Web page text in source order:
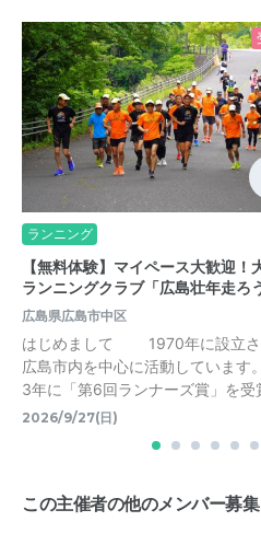
ランニング
【無料体験】マイペース大歓迎！
ランニングクラブ「広島壮年走ろ
広島県広島市中区
はじめまして 1970年に設立さ
広島市内を中心に活動しています
3年に「第6回ランナーズ賞」を受
2026/9/27(日)
この主催者の他のメンバー募集